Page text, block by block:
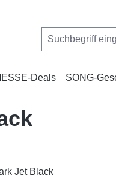
Deals SONG-